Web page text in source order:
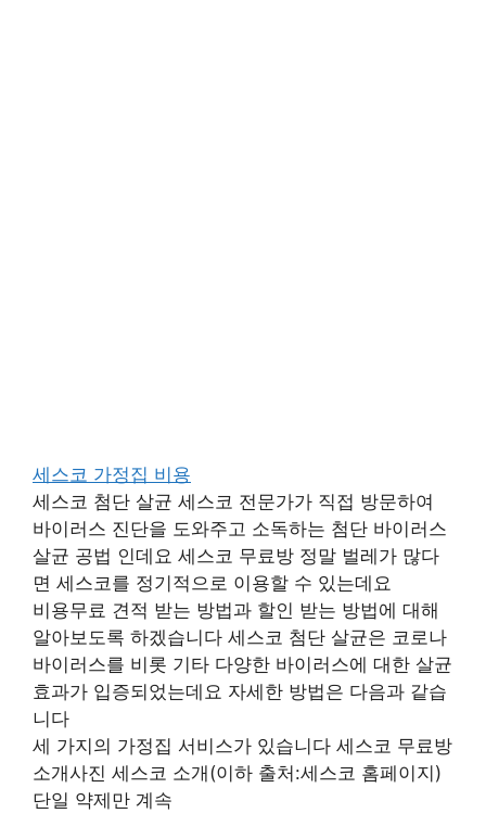
세스코 가정집 비용
세스코 첨단 살균 세스코 전문가가 직접 방문하여
바이러스 진단을 도와주고 소독하는 첨단 바이러스
살균 공법 인데요 세스코 무료방 정말 벌레가 많다
면 세스코를 정기적으로 이용할 수 있는데요
비용무료 견적 받는 방법과 할인 받는 방법에 대해
알아보도록 하겠습니다 세스코 첨단 살균은 코로나
바이러스를 비롯 기타 다양한 바이러스에 대한 살균
효과가 입증되었는데요 자세한 방법은 다음과 같습
니다
세 가지의 가정집 서비스가 있습니다 세스코 무료방
소개사진 세스코 소개(이하 출처:세스코 홈페이지)
단일 약제만 계속